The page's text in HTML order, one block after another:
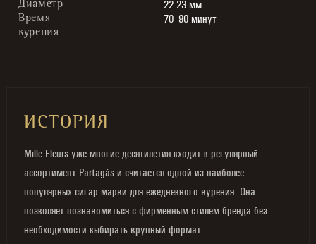
Диаметр 22.23 мм
Время
курения
70–90 минут
ИСТОРИЯ
Mille Fleurs уже многие десятилетия входит в регулярный
ассортимент Partagás и считается одной из наиболее
популярных сигар марки для ежедневного курения. Она
позволяет познакомиться с фирменным стилем бренда без
необходимости выбирать крупный формат.